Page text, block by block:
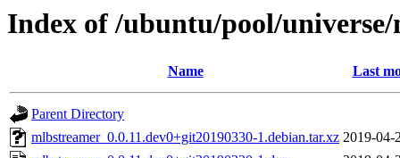
Index of /ubuntu/pool/
Name Last
Parent Directory
mlbstreamer_0.0.11.dev0+git20190330-1.debian.tar.xz 2019-04-